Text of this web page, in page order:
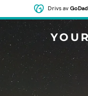
Drivs av